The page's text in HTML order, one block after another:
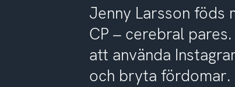
Jenny Larsson föds
CP – cerebral
att använda
och bryta fördomar.